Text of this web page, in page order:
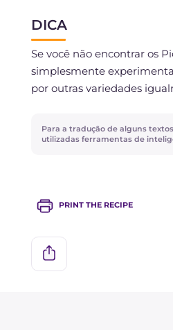
DICA
Se você não encontrar os
simplesmente
por outras variedades
são perfeitos porque
e liberam a quantidade
Para a tradução de alguns
utilizadas ferramentas de
PRINT THE RECIPE